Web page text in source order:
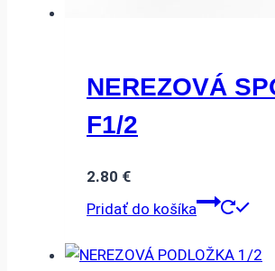
NEREZOVÁ
F1/2
2.80 €
Pridať do košíka